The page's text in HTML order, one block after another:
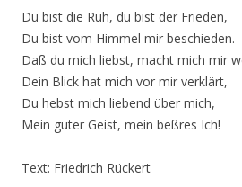
Du bist die Ruh, du bist der Frieden,
Du bist vom Himmel mir beschieden.
Daß du mich liebst, macht mich mir
Dein Blick hat mich vor mir verklärt,
Du hebst mich liebend über mich,
Mein guter Geist, mein beßres Ich!
Text: Friedrich Rückert